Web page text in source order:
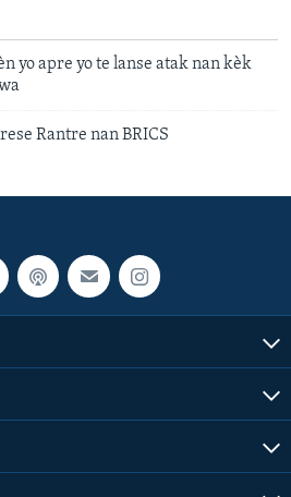
yo apre yo te lanse atak nan kèk
Rantre nan BRICS